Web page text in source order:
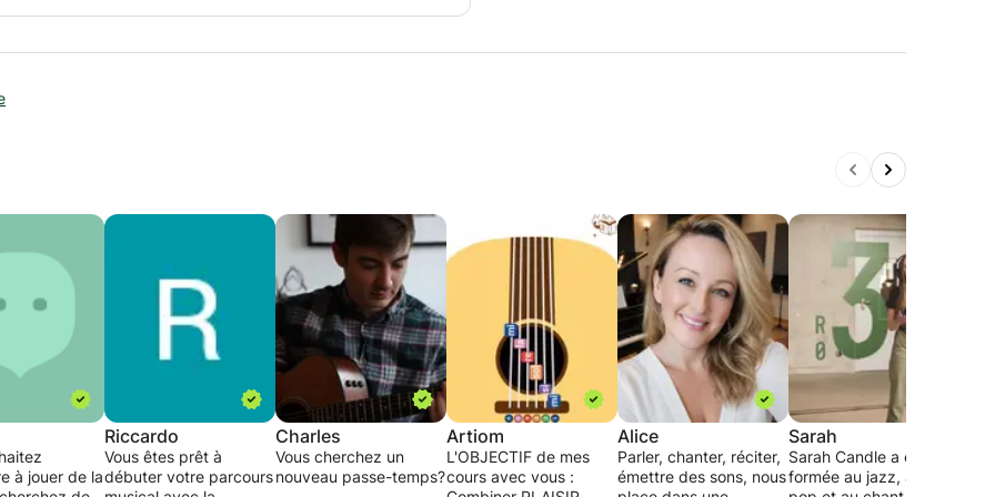
objectifs et à votre personnalité. Mon approche est
à jouer de la
Riccardo
Vous êtes prêt à
débuter votre parcours
Charles
Vous cherchez un
nouveau passe-temps?
Artiom
L'OBJECTIF de mes
cours avec vous :
Alice
Parler, chanter, réciter,
émettre des sons, nous
Sarah
Sarah Candle a été
formée au jazz, à la